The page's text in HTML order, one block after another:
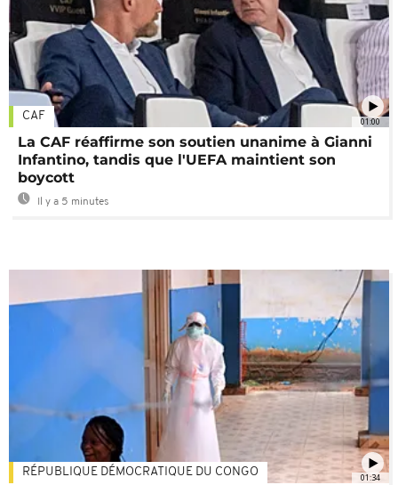
01:00
CAF
La CAF réaffirme son soutien unanime à Gianni
Infantino, tandis que l'UEFA maintient son
boycott
Il y a 5 minutes
01:34
RÉPUBLIQUE DÉMOCRATIQUE DU CONGO